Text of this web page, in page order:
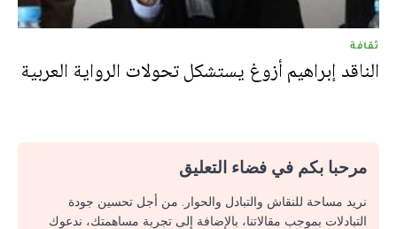
ثقافة
الناقد إبراهيم أزوغ يستشكل تحولات الرواية العربية
مرحبا بكم في فضاء التعليق
نريد مساحة للنقاش والتبادل والحوار. من أجل تحسين جودة
التبادلات بموجب مقالاتنا، بالإضافة إلى تجربة مساهمتك، ندعوك